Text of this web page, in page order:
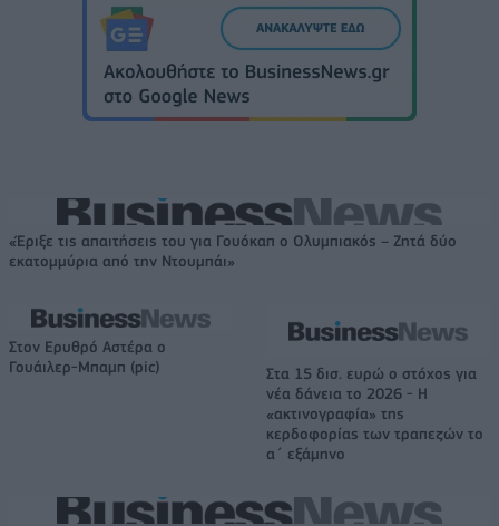
«Έριξε τις απαιτήσεις του για Γουόκαπ ο Ολυμπιακός – Ζητά δύο
εκατομμύρια από την Ντουμπάι»
Στον Ερυθρό Αστέρα ο
Γουάιλερ-Μπαμπ (pic)
Στα 15 δισ. ευρώ ο στόχος για
νέα δάνεια το 2026 - Η
«ακτινογραφία» της
κερδοφορίας των τραπεζών το
α΄ εξάμηνο